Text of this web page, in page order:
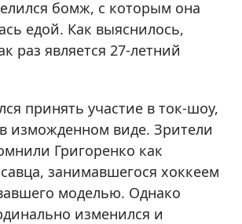
бомж, с которым она
едой. Как выяснилось,
раз является 27-летний
принять участие в ток-шоу,
изможденном виде. Зрители
Григоренко как
занимавшегося хоккеем
моделью. Однако
изменился и